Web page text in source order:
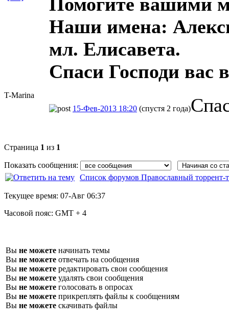
Наши имена:
мл. Елисавета.
Спаси Господи вас
T-Marina
15-Фев-2013 18:20 (спустя 2 года)
Страница 1 из 1
Показать сообщения:
Список форумов Православный торрент-
Текущее время: 07-Авг 06:37
Часовой пояс: GMT + 4
Вы не можете начинать темы
Вы не можете отвечать на сообщения
Вы не можете редактировать свои сообщения
Вы не можете удалять свои сообщения
Вы не можете голосовать в опросах
Вы не можете прикреплять файлы к сообщениям
Вы не можете скачивать файлы